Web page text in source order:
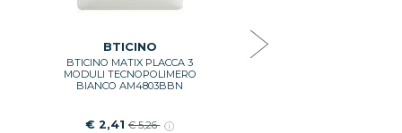
BTICINO
BTICINO MATIX PLACCA 3
MODULI TECNOPOLIMERO
BIANCO AM4803BBN
€ 2,41 € 5,26